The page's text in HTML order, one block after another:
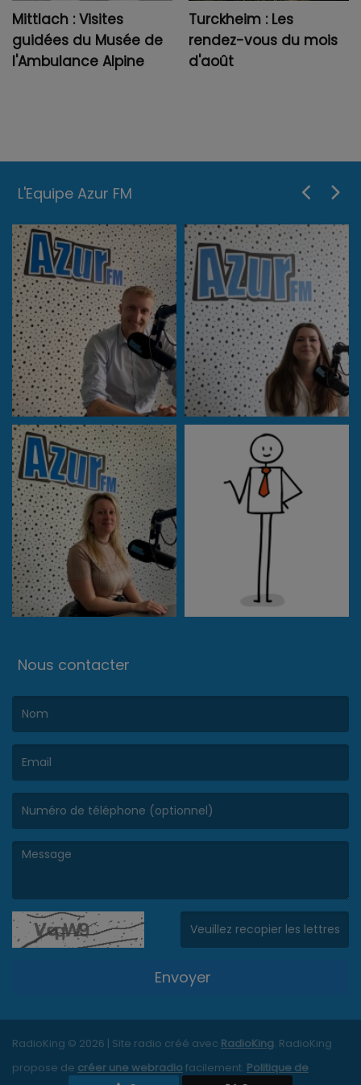
Mittlach : Visites
guidées du Musée de
l'Ambulance Alpine
Turckheim : Les
rendez-vous du mois
d'août
L'Equipe Azur FM
Nous contacter
Envoyer
RadioKing © 2026 | Site radio créé avec RadioKing. RadioKing
propose de créer une webradio facilement. Politique de